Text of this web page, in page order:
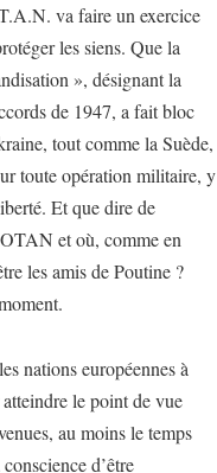
va faire un exercice
les siens. Que la
», désignant la
de 1947, a fait bloc
tout comme la Suède,
toute opération militaire, y
Et que dire de
et où, comme en
les amis de Poutine ?
nations européennes à
le point de vue
au moins le temps
d’être